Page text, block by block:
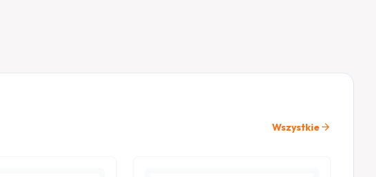
Wszystkie arrow_forward